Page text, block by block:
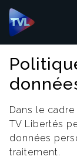
Panneau de
Dans le
TV Libertés
données
traitement.